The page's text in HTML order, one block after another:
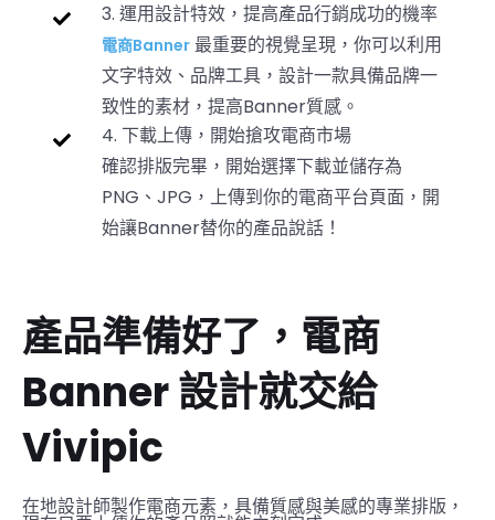
3. 運用設計特效，提高產品行銷成功的機率
電商Banner 最重要的視覺呈現，你可以利用
文字特效、品牌工具，設計一款具備品牌一
致性的素材，提高Banner質感。
4. 下載上傳，開始搶攻電商市場
確認排版完畢，開始選擇下載並儲存為
PNG、JPG，上傳到你的電商平台頁面，開
始讓Banner替你的產品說話！
產品準備好了，電商
Banner 設計就交給
Vivipic
在地設計師製作電商元素，具備質感與美感的專業排版，